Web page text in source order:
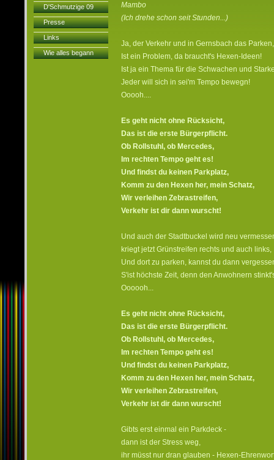
D'Schmutzige 09
Presse
Links
Wie alles begann
Mambo
(Ich drehe schon seit Stunden...)
Ja, der Verkehr und in Gernsbach das Parken,
Ist ein Problem, da braucht's Hexen-Ideen!
Ist ja ein Thema für die Schwachen und
Jeder will sich in sei'm Tempo bewegn!
Ooooh....
Es geht nicht ohne Rücksicht,
Das ist die erste Bürgerpflicht.
Ob Rollstuhl, ob Mercedes,
Im rechten Tempo geht es!
Und findst du keinen Parkplatz,
Komm zu den Hexen her, mein Schatz,
Wir verleihen Zebrastreifen,
Verkehr ist dir dann wurscht!
Und auch der Stadtbuckel wird neu
kriegt jetzt Grünstreifen rechts und auch links,
Und dort zu parken, kannst du dann
S'ist höchste Zeit, denn den Anwohnern
Oooooh...
Es geht nicht ohne Rücksicht,
Das ist die erste Bürgerpflicht.
Ob Rollstuhl, ob Mercedes,
Im rechten Tempo geht es!
Und findst du keinen Parkplatz,
Komm zu den Hexen her, mein Schatz,
Wir verleihen Zebrastreifen,
Verkehr ist dir dann wurscht!
Gibts erst einmal ein Parkdeck -
dann ist der Stress weg,
ihr müsst nur dran glauben - Hexen-